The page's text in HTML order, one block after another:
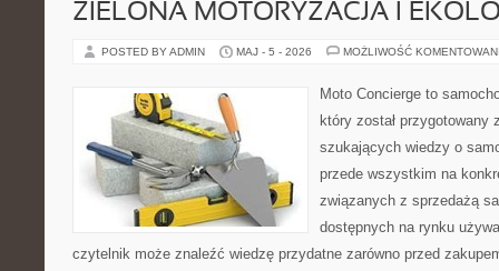
ZIELONA MOTORYZACJA I
POSTED BY ADMIN MAJ - 5 - 2026 MOŻLIWOŚĆ
Moto Concierge to
który został przygotowany
szukających wiedzy o
przede wszystkim na
związanych z sprzedażą
dostępnych na rynku
czytelnik może znaleźć wiedzę przydatne zarówno przed